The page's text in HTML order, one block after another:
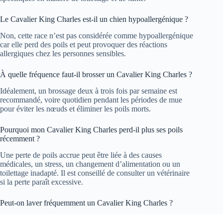
Le Cavalier King Charles est-il un chien hypoallergénique ?
Non, cette race n’est pas considérée comme hypoallergénique
car elle perd des poils et peut provoquer des réactions
allergiques chez les personnes sensibles.
À quelle fréquence faut-il brosser un Cavalier King Charles ?
Idéalement, un brossage deux à trois fois par semaine est
recommandé, voire quotidien pendant les périodes de mue
pour éviter les nœuds et éliminer les poils morts.
Pourquoi mon Cavalier King Charles perd-il plus ses poils
récemment ?
Une perte de poils accrue peut être liée à des causes
médicales, un stress, un changement d’alimentation ou un
toilettage inadapté. Il est conseillé de consulter un vétérinaire
si la perte paraît excessive.
Peut-on laver fréquemment un Cavalier King Charles ?